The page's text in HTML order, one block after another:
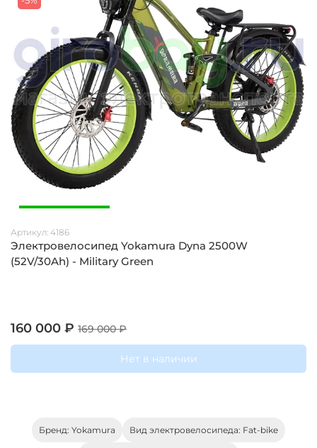
Артикул: 4186
Электровелосипед Yokamura Dyna 2500W
(52V/30Ah) - Military Green
160 000 ₽ 169 000 ₽
Нет в наличии
Бренд: Yokamura Вид электровелосипеда: Fat-bike